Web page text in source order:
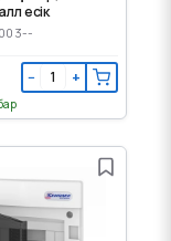
есік
− +